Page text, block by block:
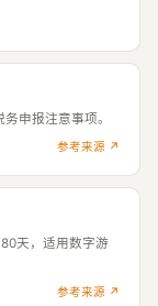
申报注意事项。
参考来源 ↗
天，适用数字游
参考来源 ↗